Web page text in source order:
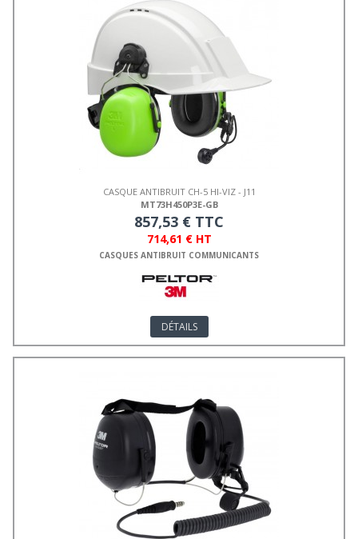
CASQUE ANTIBRUIT CH-5 HI-VIZ - J11
MT73H450P3E-GB
857,53 € TTC
714,61 € HT
CASQUES ANTIBRUIT COMMUNICANTS
DÉTAILS